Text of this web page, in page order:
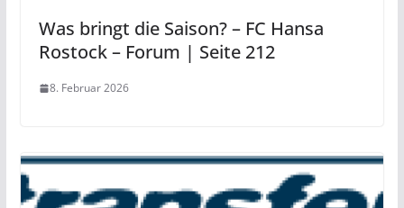
Was bringt die Saison? – FC Hansa
Rostock – Forum | Seite 212
8. Februar 2026